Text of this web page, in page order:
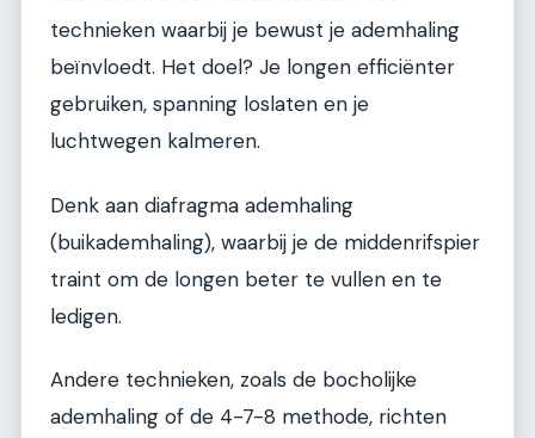
technieken waarbij je bewust je ademhaling
beïnvloedt. Het doel? Je longen efficiënter
gebruiken, spanning loslaten en je
luchtwegen kalmeren.
Denk aan diafragma ademhaling
(buikademhaling), waarbij je de middenrifspier
traint om de longen beter te vullen en te
ledigen.
Andere technieken, zoals de bocholijke
ademhaling of de 4-7-8 methode, richten